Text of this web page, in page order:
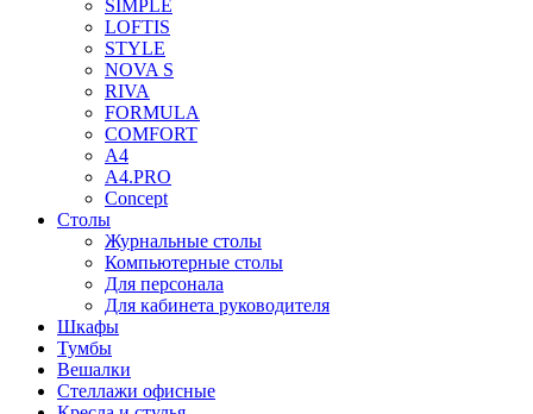
SIMPLE
LOFTIS
STYLE
NOVA S
RIVA
FORMULA
COMFORT
A4
A4.PRO
Concept
Столы
Журнальные столы
Компьютерные столы
Для персонала
Для кабинета руководителя
Шкафы
Тумбы
Вешалки
Стеллажи офисные